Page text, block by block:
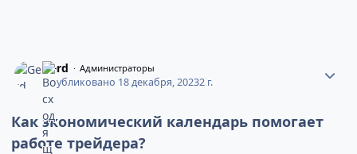
Gerd Администраторы
Опубликовано 18 декабря, 20232 г.
Как экономический календарь помогает
работе трейдера?